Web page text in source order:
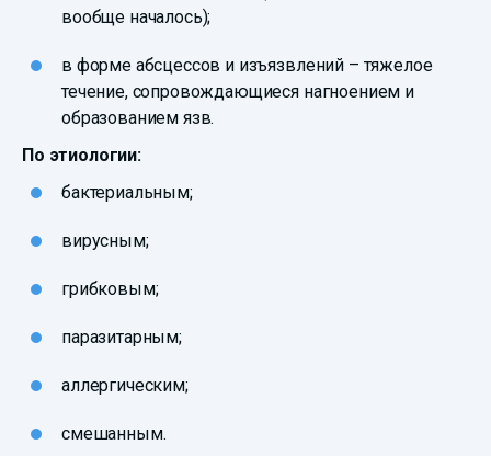
вообще началось);
в форме абсцессов и изъязвлений – тяжелое
течение, сопровождающиеся нагноением и
образованием язв.
По этиологии:
бактериальным;
вирусным;
грибковым;
паразитарным;
аллергическим;
смешанным.